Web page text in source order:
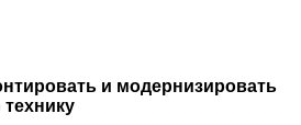
и модернизировать